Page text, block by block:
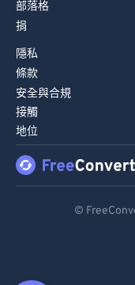
部落格
捐
隱私
條款
安全與合規
接觸
地位
©